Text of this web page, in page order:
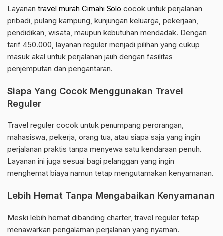
Layanan travel murah Cimahi Solo cocok untuk perjalanan
pribadi, pulang kampung, kunjungan keluarga, pekerjaan,
pendidikan, wisata, maupun kebutuhan mendadak. Dengan
tarif 450.000, layanan reguler menjadi pilihan yang cukup
masuk akal untuk perjalanan jauh dengan fasilitas
penjemputan dan pengantaran.
Siapa Yang Cocok Menggunakan Travel
Reguler
Travel reguler cocok untuk penumpang perorangan,
mahasiswa, pekerja, orang tua, atau siapa saja yang ingin
perjalanan praktis tanpa menyewa satu kendaraan penuh.
Layanan ini juga sesuai bagi pelanggan yang ingin
menghemat biaya namun tetap mengutamakan kenyamanan.
Lebih Hemat Tanpa Mengabaikan Kenyamanan
Meski lebih hemat dibanding charter, travel reguler tetap
menawarkan pengalaman perjalanan yang nyaman.